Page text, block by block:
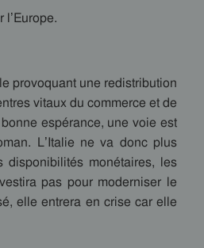
une redistribution
vitaux du commerce et de
espérance, une voie est
L’Italie ne va donc plus
monétaires, les
pas pour moderniser le
elle entrera en crise car elle